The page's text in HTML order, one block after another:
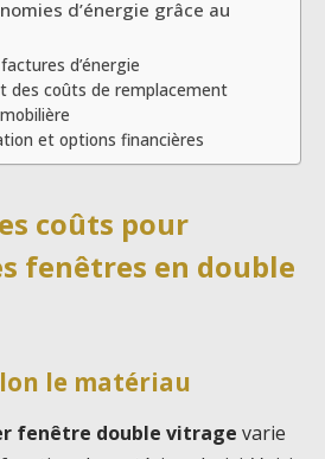
d’énergie grâce au
d’énergie
des coûts de remplacement
et options financières
coûts pour
fenêtres en double
le matériau
fenêtre double vitrage varie